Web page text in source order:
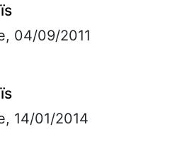
04/09/2011
14/01/2014